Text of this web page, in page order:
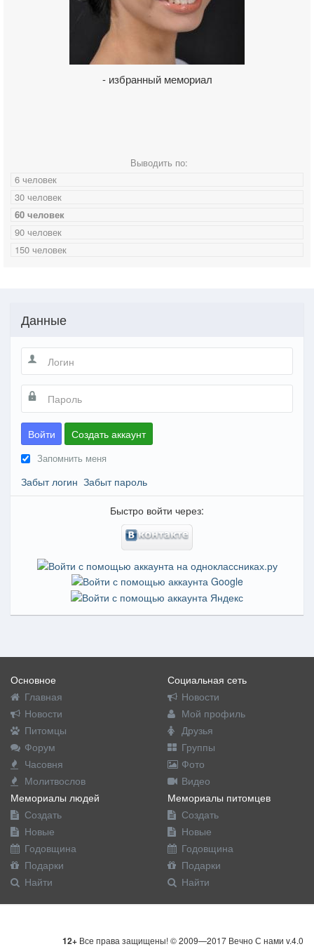
- избранный мемориал
Выводить по:
6 человек
30 человек
60 человек
90 человек
150 человек
Данные
Войти Создать аккаунт
Запомнить меня
Забыт логин Забыт пароль
Быстро войти через:
Основное
Главная
Новости
Питомцы
Форум
Часовня
Молитвослов
Социальная сеть
Новости
Мой профиль
Друзья
Группы
Фото
Видео
Мемориалы людей
Создать
Новые
Годовщина
Подарки
Найти
Мемориалы питомцев
Создать
Новые
Годовщина
Подарки
Найти
12+ Все права защищены! © 2009—2017 Вечно С нами v.4.0